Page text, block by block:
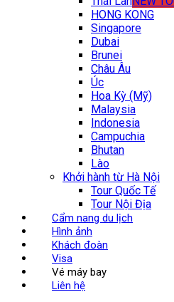
HONG KONG
Singapore
Dubai
Brunei
Châu Âu
Úc
Hoa Kỳ (Mỹ)
Malaysia
Indonesia
Campuchia
Bhutan
Lào
Khởi hành từ Hà Nội
Tour Quốc Tế
Tour Nội Địa
Cẩm nang du lịch
Hình ảnh
Khách đoàn
Visa
Vé máy bay
Liên hệ